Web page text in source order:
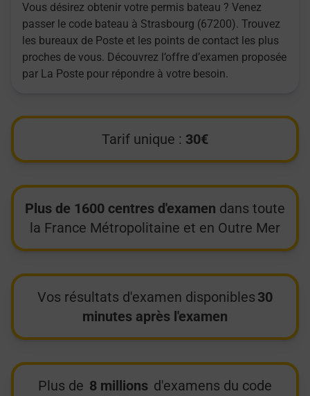
Vous désirez obtenir votre permis bateau ? Venez
passer le code bateau à Strasbourg (67200). Trouvez
les bureaux de Poste et les points de contact les plus
proches de vous. Découvrez l’offre d’examen proposée
par La Poste pour répondre à votre besoin.
Tarif unique : 30€
Plus de 1600 centres d'examen dans toute
la France Métropolitaine et en Outre Mer
Vos résultats d'examen disponibles 30
minutes après l'examen
Plus de 8 millions d'examens du code